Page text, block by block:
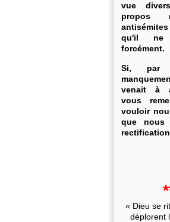
vue
propos
qu'il ne
forcément.
Si, par
venait à
vous
vouloir
que nous
« Dieu se
déplorent